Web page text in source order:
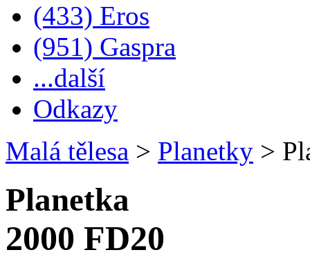
(433) Eros
(951) Gaspra
...další
Odkazy
Malá tělesa > Planetky >
Planetka
2000 FD20